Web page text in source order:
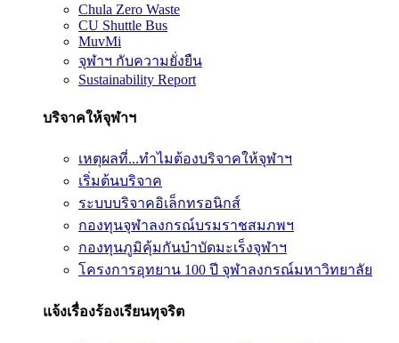
Chula Zero Waste
CU Shuttle Bus
MuvMi
จุฬาฯ กับความยั่งยืน
Sustainability Report
บริจาคให้จุฬาฯ
เหตุผลที่...ทำไมต้องบริจาคให้จุฬาฯ
เริ่มต้นบริจาค
ระบบบริจาคอิเล็กทรอนิกส์
กองทุนจุฬาลงกรณ์บรมราชสมภพฯ
กองทุนภูมิคุ้มกันบำบัดมะเร็งจุฬาฯ
โครงการอุทยาน 100 ปี จุฬาลงกรณ์มหาวิทยาลัย
แจ้งเรื่องร้องเรียนทุจริต